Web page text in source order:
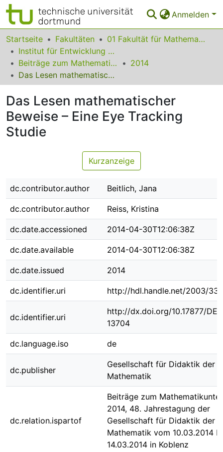
Anmelden
Bereiche & Sammlungen
Das gesamte Repositorium
Statistiken
FAQ
Leitlinien
Zurück zur Startseite
Startseite Fakultäten
01 Fakultät für Mathematik
Institut für Entwicklung und Erforschung des Mathematikunterrichts
Beiträge zum Mathematikunterricht
2014
Das Lesen mathematischer Beweise – Eine Eye Tracking Studie
Das Lesen mathematischer
Beweise – Eine Eye Tracking
Studie
Kurzanzeige
dc.contributor.author Beitlich, Jana
dc.contributor.author Reiss, Kristina
dc.date.accessioned 2014-04-30T12:06:38Z
dc.date.available 2014-04-30T12:06:38Z
dc.date.issued 2014
dc.identifier.uri http://hdl.handle.net/2003/
dc.identifier.uri
http://dx.doi.org/10.17877/
13704
dc.language.iso de
dc.publisher
Gesellschaft für Didaktik der
Mathematik
dc.relation.ispartof
Beiträge zum
2014, 48. Jahrestagung der
Gesellschaft für Didaktik der
Mathematik vom 10.03.2014
14.03.2014 in Koblenz